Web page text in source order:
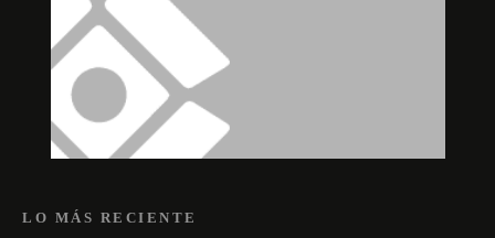
LO MÁS RECIENTE